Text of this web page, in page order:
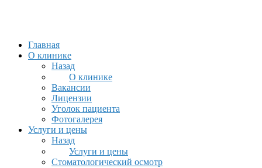
Главная
О клинике
Назад
О клинике
Вакансии
Лицензии
Уголок пациента
Фотогалерея
Услуги и цены
Назад
Услуги и цены
Стоматологический осмотр